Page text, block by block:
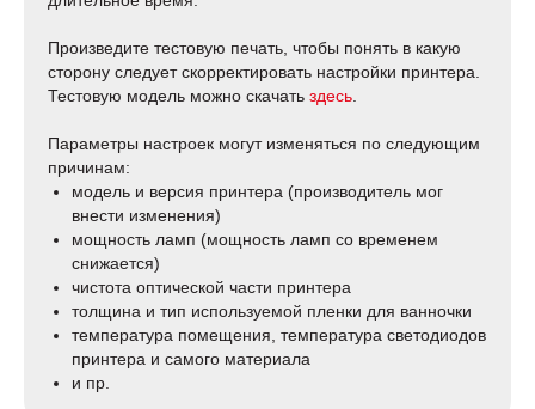
Произведите тестовую печать, чтобы понять в какую
сторону следует скорректировать настройки принтера.
Тестовую модель можно скачать здесь
Параметры настроек могут изменяться по следующим
причинам:
модель и версия принтера (производитель мог
внести изменения)
мощность ламп (мощность ламп со временем
снижается)
чистота оптической части принтера
толщина и тип используемой пленки для ванночки
температура помещения, температура светодиодов
принтера и самого материала
и пр.